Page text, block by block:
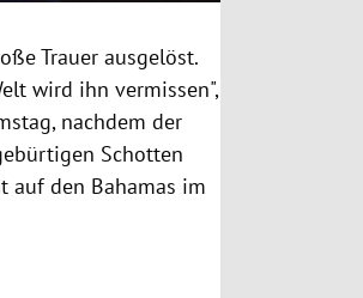
Trauer ausgelöst.
wird ihn vermissen",
nachdem der
Schotten
auf den Bahamas im